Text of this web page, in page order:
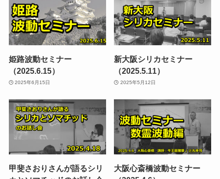
姫路波動セミナー
（2025.6.15）
2025年6月15日
新大阪シリカセミナー
（2025.5.11）
2025年5月12日
甲斐さおりさんが語るシリ
大阪心斎橋波動セミナー